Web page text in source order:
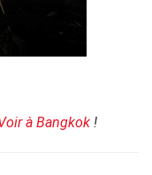
à Bangkok !